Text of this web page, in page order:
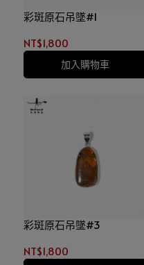
彩斑原石吊墜#1
NT$1,800
加入購物車
彩斑原石吊墜#3
NT$1,800